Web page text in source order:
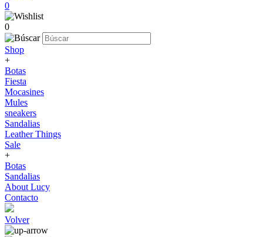
0
0
Shop
+
Botas
Fiesta
Mocasines
Mules
sneakers
Sandalias
Leather Things
Sale
+
Botas
Sandalias
About Lucy
Contacto
Volver